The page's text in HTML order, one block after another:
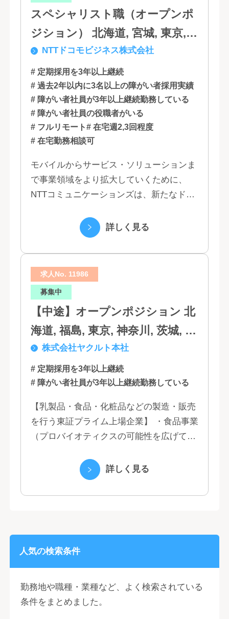
スペシャリスト職（オープンポ
ジション） 北海道, 宮城, 東京,
石川, 愛知, 大阪, 広島, 香川, 福岡
NTTドコモビジネス株式会社
# 定期採用を3年以上継続
# 過去2年以内に3名以上の障がい者採用実績
# 障がい者社員が3年以上継続勤務している
# 障がい者社員の役職者がいる
# フルリモート# 在宅週2,3回程度
# 在宅勤務相談可
モバイルからサービス・ソリューションま
で事業領域をより拡大していくために、
NTTコミュニケーションズは、新たなドコ
たちは、クラウド、ネットワーク、セキュ
リティといっ...
詳しく見る
求人No. 11986
募集中
【中途】オープンポジション 北
海道, 福島, 東京, 神奈川, 茨城, 静
岡, 大阪, 兵庫, 福岡, 佐賀
株式会社ヤクルト本社
# 定期採用を3年以上継続
# 障がい者社員が3年以上継続勤務している
【乳製品・食品・化粧品などの製造・販売
を行う東証プライム上場企業】 ・食品事業
（プロバイオティクスの可能性を広げてい
る優れた機能性飲料） ・国際事業（40の
詳しく見る
人気の検索条件
勤務地や職種・業種など、よく検索されている
条件をまとめました。